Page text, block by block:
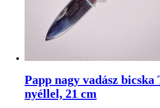
Papp nagy vadász bicska
nyéllel, 21 cm